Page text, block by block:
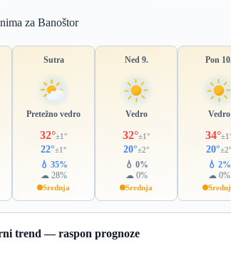
za Banoštor
Sutra
Pretežno vedro
32°±1°
22°±1°
💧 35%
☁ 28%
Srednja
Ned 9.
Vedro
32°±1°
20°±2°
💧 0%
☁ 0%
Srednja
Pon
Vedro
34°
20°±2°
💧 2%
☁ 0%
trend — raspon prognoze